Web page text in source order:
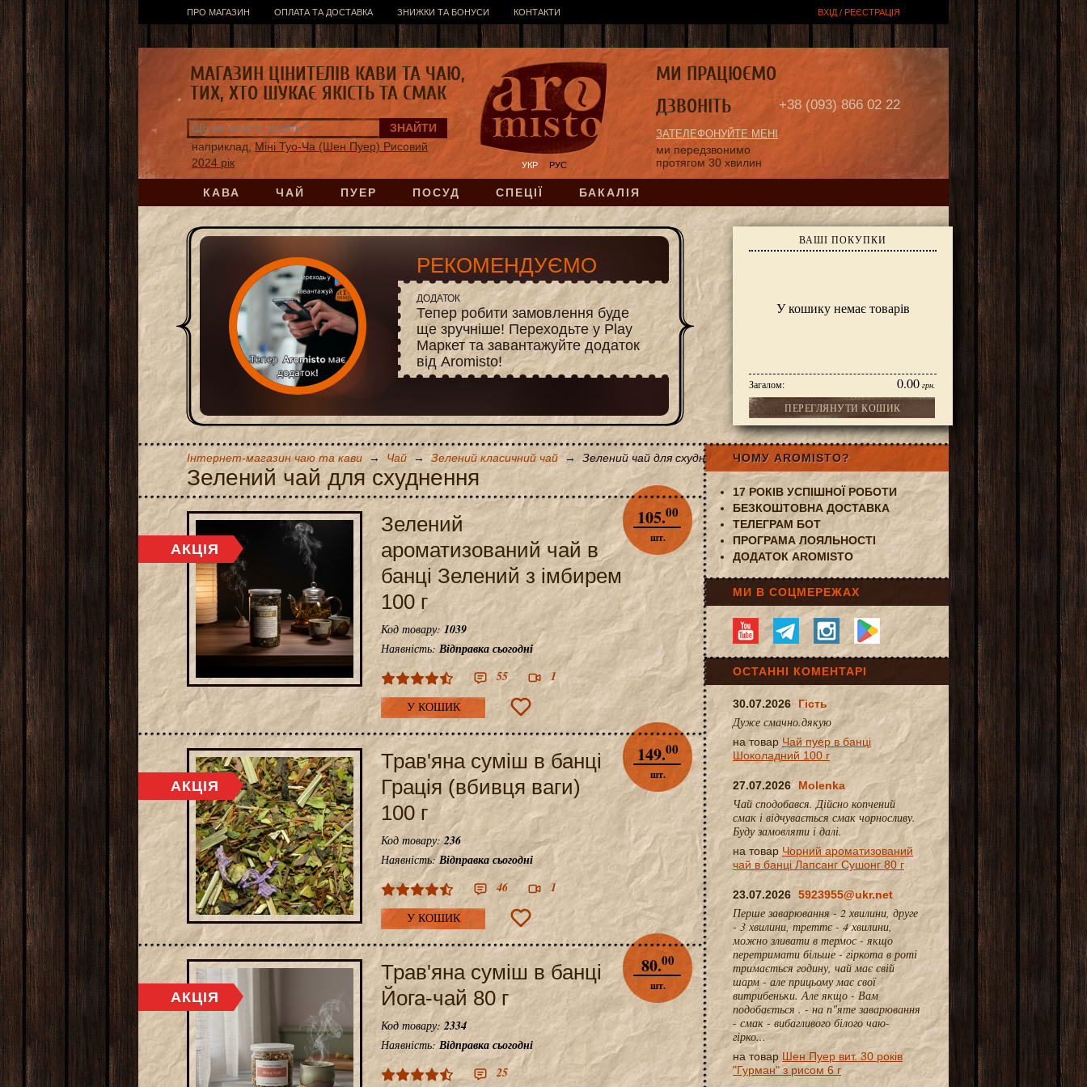
ПРО МАГАЗИН ОПЛАТА ТА ДОСТАВКА ЗНИЖКИ ТА БОНУСИ КОНТАКТИ ВХІД / РЕЄСТРАЦІЯ
КАВА ЧАЙ ПУЕР ПОСУД СПЕЦІЇ БАКАЛІЯ
УКР РУС
наприклад, Міні Туо-Ча (Шен Пуер) Рисовий
2024 рік
ВАШІ ПОКУПКИ
У кошику немає товарів
Загалом: 0.00 грн.
ПЕРЕГЛЯНУТИ КОШИК
+38 (093) 866 02 22
ЗАТЕЛЕФОНУЙТЕ МЕНІ
ми передзвонимо
протягом 30 хвилин
МАГАЗИН ЦІНИТЕЛІВ КАВИ ТА ЧАЮ,
ТИХ, ХТО ШУКАЄ ЯКІСТЬ ТА СМАК
МИ ПРАЦЮЄМО
ДЗВОНІТЬ
РЕКОМЕНДУЄМО
ДОДАТОК
Тепер робити замовлення буде
ще зручніше! Переходьте у Play
Маркет та завантажуйте додаток
від Aromisto!
Інтернет-магазин чаю та кави → Чай → Зелений класичний чай → Зелений чай для схуднення
Зелений чай для схуднення
Зелений
ароматизований чай в
банці Зелений з імбирем
100 г
105.00
шт.
Код товару:1039
Наявність:Відправка сьогодні
55
1
У КОШИК
Трав'яна суміш в банці
Грація (вбивця ваги)
100 г
149.00
шт.
Код товару:236
Наявність:Відправка сьогодні
46
1
У КОШИК
Трав'яна суміш в банці
Йога-чай 80 г
80.00
шт.
Код товару:2334
Наявність:Відправка сьогодні
25
ЧОМУ AROMISTO?
17 РОКІВ УСПІШНОЇ РОБОТИ
БЕЗКОШТОВНА ДОСТАВКА
ТЕЛЕГРАМ БОТ
ПРОГРАМА ЛОЯЛЬНОСТІ
ДОДАТОК AROMISTO
МИ В СОЦМЕРЕЖАХ
ОСТАННІ КОМЕНТАРІ
30.07.2026 Гість
Дуже смачно.дякую
на товар Чай пуер в банці
Шоколадний 100 г
27.07.2026 Molenka
Чай сподобався. Дійсно копчений
смак і відчувається смак чорносливу.
Буду замовляти і далі.
на товар Чорний ароматизований
чай в банці Лапсанг Сушонг 80 г
23.07.2026 5923955@ukr.net
Перше заварювання - 2 хвилини, друге
- 3 хвилини, треттє - 4 хвилини,
можно зливати в термос - якщо
перетримати більше - гіркота в роті
тримається годину, чай має свій
шарм - але прицьому має свої
витрибеньки. Але якщо - Вам
подобається . - на п"яте заварювання
- смак - вибагливого білого чаю-
гірко...
на товар Шен Пуер вит. 30 років
"Гурман" з рисом 6 г